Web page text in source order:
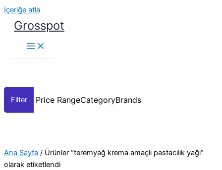
İçeriğe atla
Grosspot
Price RangeCategoryBrands
Ana Sayfa / Ürünler “teremyağ krema amaçlı pastacılık yağı”
olarak etiketlendi